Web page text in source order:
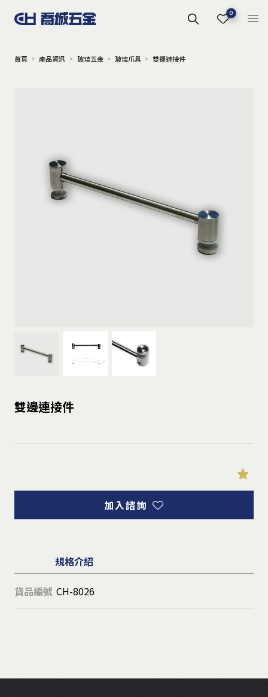
0
首頁 產品資訊 玻璃五金 玻璃爪具 雙邊連接件
雙邊連接件
加入諮詢
規格介紹
貨品編號 CH-8026